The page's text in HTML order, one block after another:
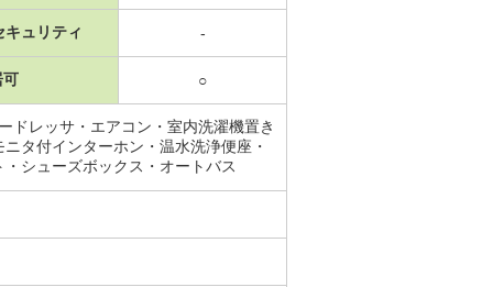
キュリティ -
可 ○
ドレッサ・エアコン・室内洗濯機置き
タ付インターホン・温水洗浄便座・
シューズボックス・オートバス